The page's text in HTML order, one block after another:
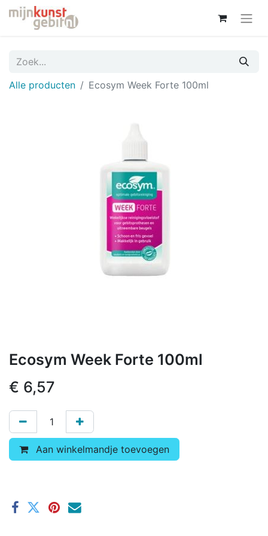
Alle producten Ecosym Week Forte 100ml
Ecosym Week Forte 100ml
€ 6,57
Aan winkelmandje toevoegen